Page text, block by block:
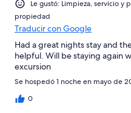
Le gustó: Limpieza, servicio y
propiedad
Traducir con Google
Had a great nights stay and
helpful. Will be staying again
excursion
Se hospedó 1 noche en mayo de
0